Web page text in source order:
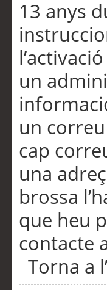
13 anys
un
un
cap
una
brossa
que heu
contacte
Torna a